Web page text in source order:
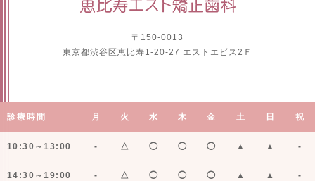
〒150-0013
東京都渋谷区恵比寿1-20-27 エストエビス2Ｆ
診療時間 月 火 水 木 金 土 日 祝
10:30～13:00 - △ ◯ ◯ ◯ ▲ ▲ -
14:30～19:00 - △ ◯ ◯ ◯ ▲ ▲ -